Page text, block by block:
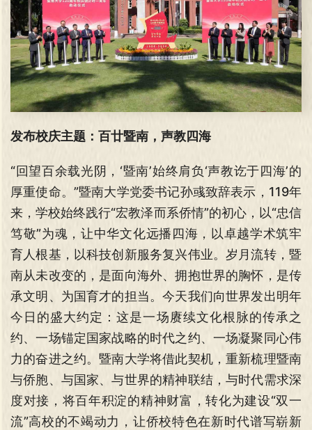
发布校庆主题：百廿暨南，声教四海
“回望百余载光阴，‘暨南’始终肩负‘声教讫于四海’的
厚重使命。”暨南大学党委书记孙彧致辞表示，119年
来，学校始终践行“宏教泽而系侨情”的初心，以“忠信
笃敬”为魂，让中华文化远播四海，以卓越学术筑牢
育人根基，以科技创新服务复兴伟业。岁月流转，暨
南从未改变的，是面向海外、拥抱世界的胸怀，是传
承文明、为国育才的担当。今天我们向世界发出明年
今日的盛大约定：这是一场赓续文化根脉的传承之
约、一场锚定国家战略的时代之约、一场凝聚同心伟
力的奋进之约。暨南大学将借此契机，重新梳理暨南
与侨胞、与国家、与世界的精神联结，与时代需求深
度对接，将百年积淀的精神财富，转化为建设“双一
流”高校的不竭动力，让侨校特色在新时代谱写崭新